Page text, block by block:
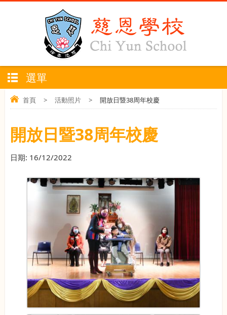
選單
首頁 > 活動照片 > 開放日暨38周年校慶
開放日暨38周年校慶
日期: 16/12/2022